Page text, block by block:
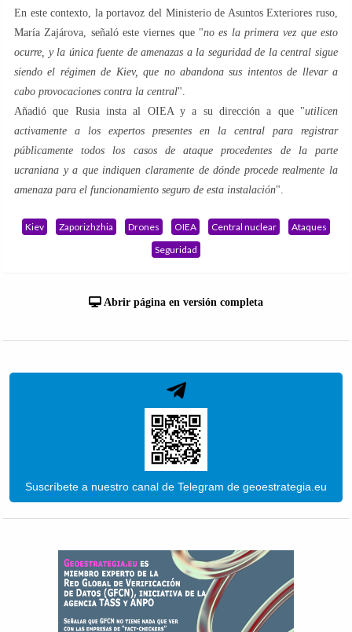
En este contexto, la portavoz del Ministerio de Asuntos Exteriores ruso,
María Zajárova, señaló este viernes que "no es la primera vez que esto
ocurre, y la única fuente de amenazas a la seguridad de la central sigue
siendo el régimen de Kiev, que no abandona sus intentos de llevar a
cabo provocaciones contra la central".
Añadió que Rusia insta al OIEA y a su dirección a que "utilicen
activamente a los expertos presentes en la central para registrar
públicamente todos los casos de ataque procedentes de la parte
ucraniana y a que indiquen claramente de dónde procede realmente la
amenaza para el funcionamiento seguro de esta instalación".
Kiev Zaporizhzhia Drones OIEA Central nuclear
Ataques
Seguridad
Abrir página en versión completa
Suscríbete a nuestro canal de Telegram de geoestrategia.eu